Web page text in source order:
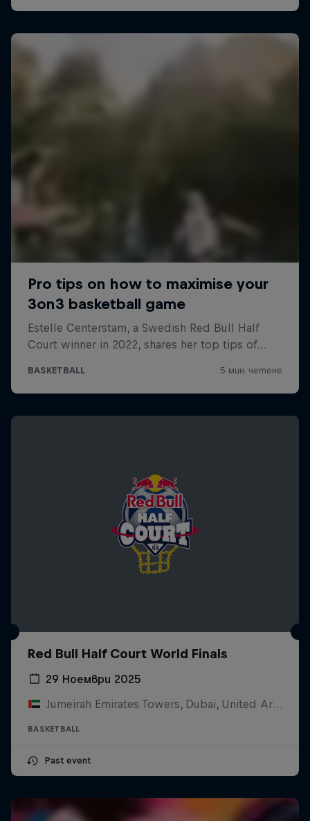
Red Bull Half Court World Finals
29 Ноември 2025
Jumeirah Emirates Towers, Dubai, United Arab Emirates
BASKETBALL
Past event